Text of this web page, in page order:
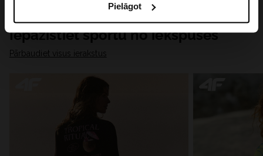
saturu un uzlabotu mūsu partneru piedāvātos risinajumus
( piem. socialos tīklus). Detalizētu informāciju var atrast
mūsu Privātuma politikā un sadaļā "Detaļas".
Pielāgot
Iepazīstiet sportu no iekšpuses
Pārbaudiet visus ierakstus